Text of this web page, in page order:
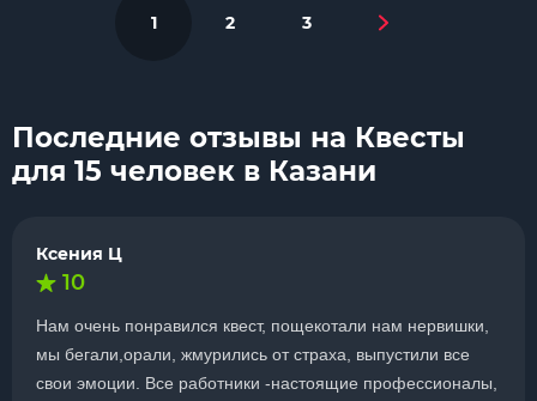
1 2 3
Последние отзывы на Квесты
для 15 человек в Казани
Ксения Ц
10
Нам очень понравился квест, пощекотали нам нервишки,
мы бегали,орали, жмурились от страха, выпустили все
свои эмоции. Все работники -настоящие профессионалы,